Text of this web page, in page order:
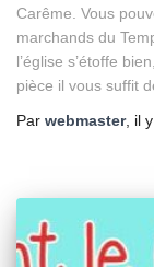
Carême. Vous
marchands du
l’église s’étoffe
pièce il vous suffit
Par webmaster, il